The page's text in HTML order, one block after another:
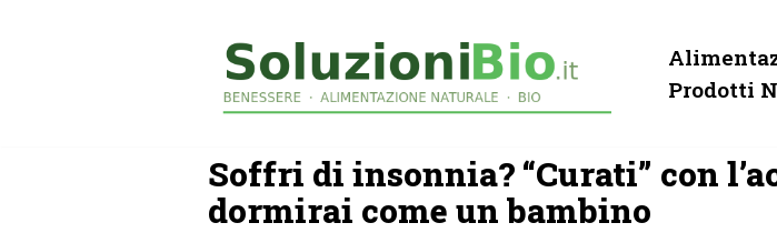
Prodotti
Soffri di insonnia? “Curati” con
dormirai come un bambino